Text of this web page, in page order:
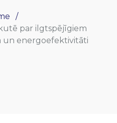
par ilgtspējīgiem
un energoefektivitāti